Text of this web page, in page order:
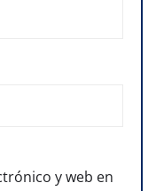
y web en